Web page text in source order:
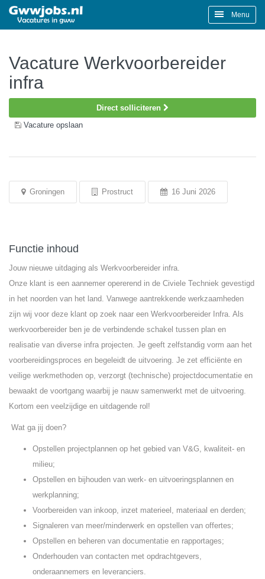
Menu
Vacature Werkvoorbereider
infra
Direct solliciteren
Vacature opslaan
Groningen Prostruct 16 Juni 2026
Functie inhoud
Jouw nieuwe uitdaging als Werkvoorbereider infra.
Onze klant is een aannemer opererend in de Civiele Techniek gevestigd
in het noorden van het land. Vanwege aantrekkende werkzaamheden
zijn wij voor deze klant op zoek naar een Werkvoorbereider Infra. Als
werkvoorbereider ben je de verbindende schakel tussen plan en
realisatie van diverse infra projecten. Je geeft zelfstandig vorm aan het
voorbereidingsproces en begeleidt de uitvoering. Je zet efficiënte en
veilige werkmethoden op, verzorgt (technische) projectdocumentatie en
bewaakt de voortgang waarbij je nauw samenwerkt met de uitvoering.
Kortom een veelzijdige en uitdagende rol!
Wat ga jij doen?
Opstellen projectplannen op het gebied van V&G, kwaliteit- en
milieu;
Opstellen en bijhouden van werk- en uitvoeringsplannen en
werkplanning;
Voorbereiden van inkoop, inzet materieel, materiaal en derden;
Signaleren van meer/minderwerk en opstellen van offertes;
Opstellen en beheren van documentatie en rapportages;
Onderhouden van contacten met opdrachtgevers,
onderaannemers en leveranciers.